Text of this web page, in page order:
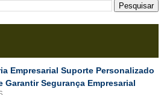
Empresarial Suporte Personalizado
Garantir Segurança Empresarial